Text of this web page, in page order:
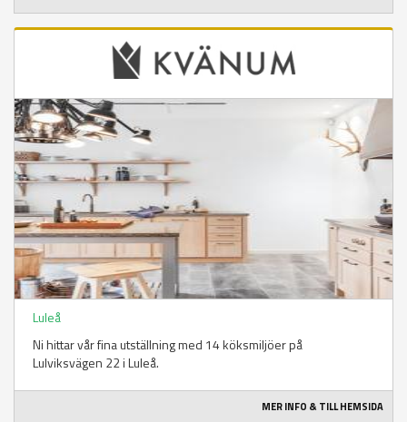
Luleå
Ni hittar vår fina utställning med 14 köksmiljöer på
Lulviksvägen 22 i Luleå.
MER INFO & TILL HEMSIDA